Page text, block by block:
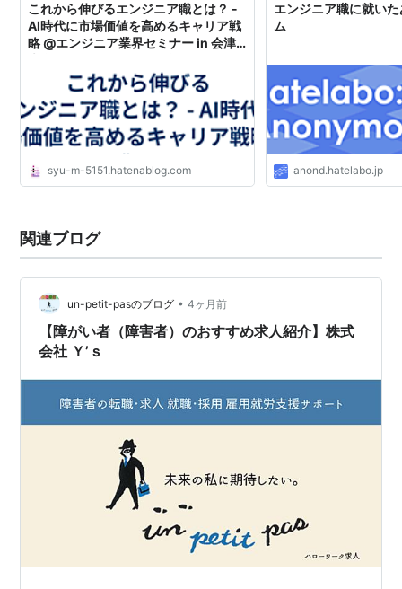
これから伸びるエンジニア職とは？ -
AI時代に市場価値を高めるキャリア戦
略 @エンジニア業界セミナー in 会津
syu-m-5151.hatenablog.com
エンジニア職に就い
ム
anond.hatelabo.jp
関連ブログ
un-petit-pasのブログ • 4ヶ月前
【障がい者（障害者）のおすすめ求人紹介】株式
会社 Ｙ’ｓ